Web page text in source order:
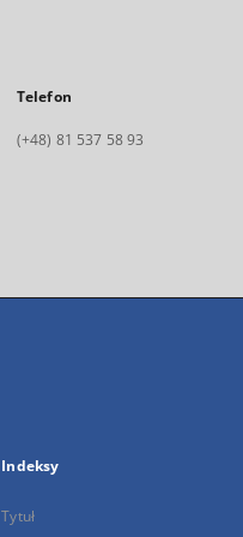
Telefon
(+48) 81 537 58 93
Indeksy
Tytuł